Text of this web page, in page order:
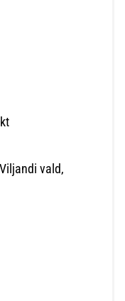
vald,